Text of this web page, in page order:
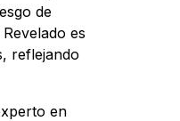
de
es
reflejando
en